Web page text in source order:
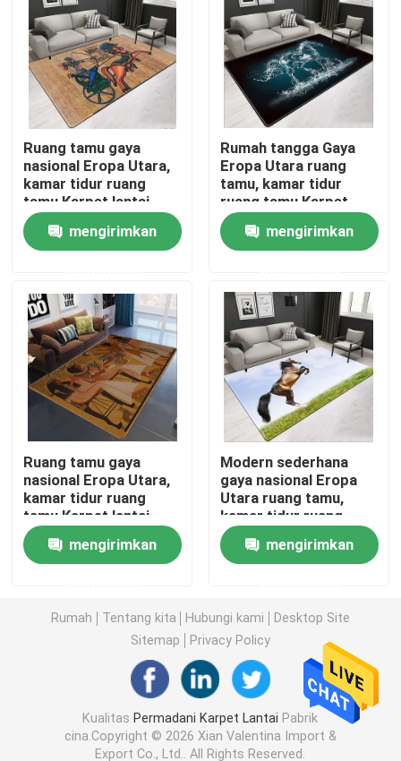
Tentang kami
Tur Pabrik
Kontrol kualitas
Permintaan Penawaran
Permadani Karpet Lantai
Karpet Lantai Kamar Tidur
Karpet Lantai Ruang Tamu
Karpet anti air kamar mandi
Karpet Ruang Bermain Anak
Tikar Lantai Kursi
Karpet Dapur yang Bisa Dicuci
Tikar Papan Dart
Tikar Tangga Non Slip
Ruang tamu gaya
nasional Eropa Utara,
kamar tidur ruang
tamu Karpet lantai
mengirimkan
Rumah tangga Gaya
Eropa Utara ruang
tamu, kamar tidur
ruang tamu Karpet
lantai
mengirimkan
Ruang tamu gaya
nasional Eropa Utara,
kamar tidur ruang
tamu Karpet lantai
mengirimkan
Modern sederhana
gaya nasional Eropa
Utara ruang tamu,
kamar tidur ruang
tamu lantai karpet
mengirimkan
Rumah Tentang kita Hubungi kami
Desktop Site
Sitemap
Privacy Policy
Kualitas Permadani Karpet Lantai Pabrik
cina.Copyright © 2026 Xian Valentina Import &
Export Co., Ltd.. All Rights Reserved.